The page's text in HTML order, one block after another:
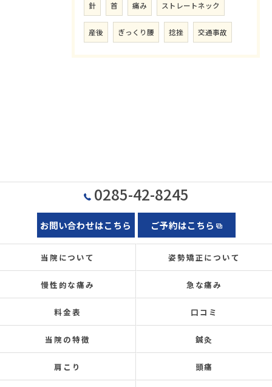
針 首 痛み ストレートネック
産後 ぎっくり腰 捻挫 交通事故
0285-42-8245
お問い合わせはこちら ご予約はこちら
当院について 姿勢矯正について
慢性的な痛み 急な痛み
料金表 口コミ
当院の特徴 鍼灸
肩こり 頭痛